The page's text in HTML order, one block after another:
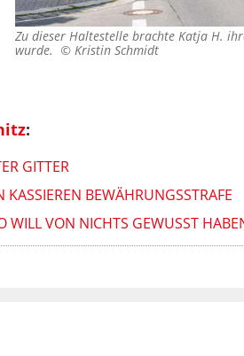
Zu dieser Haltestelle brachte Katja H.
wurde. © Kristin Schmidt
:
GITTER
BEWÄHRUNGSSTRAFE
WILL VON NICHTS GEWUSST